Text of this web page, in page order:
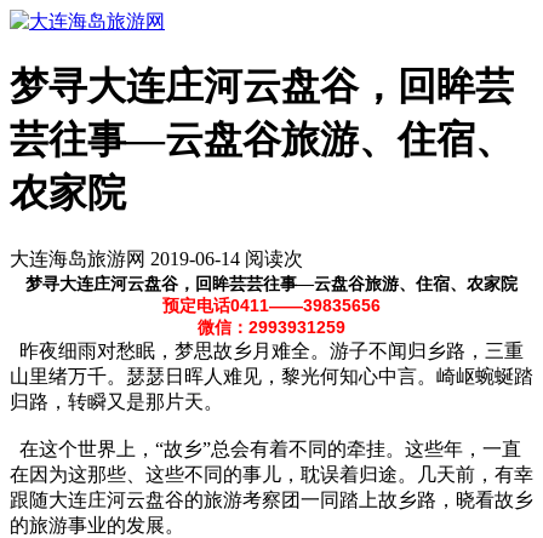
梦寻大连庄河云盘谷，回眸芸
芸往事—云盘谷旅游、住宿、
农家院
大连海岛旅游网 2019-06-14 阅读次
梦寻大连庄河云盘谷，回眸芸芸往事—云盘谷旅游、住宿、农家院
预定电话0411——39835656
微信：2993931259
昨夜细雨对愁眠，梦思故乡月难全。游子不闻归乡路，三重
山里绪万千。瑟瑟日晖人难见，黎光何知心中言。崎岖蜿蜒踏
归路，转瞬又是那片天。
在这个世界上，“故乡”总会有着不同的牵挂。这些年，一直
在因为这那些、这些不同的事儿，耽误着归途。几天前，有幸
跟随大连庄河云盘谷的旅游考察团一同踏上故乡路，晓看故乡
的旅游事业的发展。